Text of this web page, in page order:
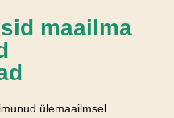
maailma
ülemaailmsel